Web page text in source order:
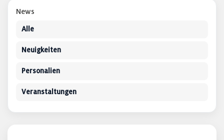
News
Alle
Neuigkeiten
Personalien
Veranstaltungen